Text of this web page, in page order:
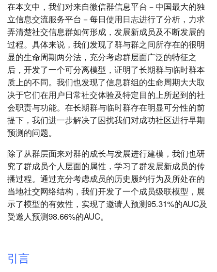
在本文中，我们对来自微信群信息平台－中国最大的独
立信息交流服务平台－每日使用日志进行了分析，力求
弄清楚社交信息群如何形成，发展新成员及不断发展的
过程。具体来说，我们发现了群与群之间所存在的很明
显的生命周期两分法，充分考虑群层面广泛的特征之
后，开发了一个可分离模型，证明了长期群与临时群本
质上的不同。我们也发现了信息群组的生命周期大大取
决于它们在用户日常社交体验及特定目的上所起到的社
会职责与功能。在长期群与临时群存在明显可分性的前
提下，我们进一步解决了困扰我们对成功社区进行早期
预测的问题。
除了从群层面来对群的成长与发展进行建模，我们也研
究了群成员个人层面的属性，学习了群发展新成员的传
播过程。通过充分考虑成员的历史履约行为及所处在的
当地社交网络结构，我们开发了一个成员级联模型，展
示了模型的有效性，实现了邀请人预测95.31%的AUC及
受邀人预测98.66%的AUC。
引言